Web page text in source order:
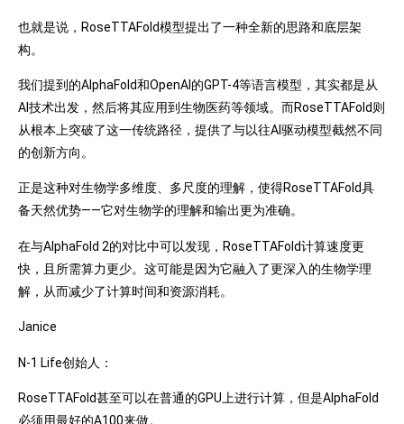
也就是说，RoseTTAFold模型提出了一种全新的思路和底层架
构。
我们提到的AlphaFold和OpenAI的GPT-4等语言模型，其实都是从
AI技术出发，然后将其应用到生物医药等领域。而RoseTTAFold则
从根本上突破了这一传统路径，提供了与以往AI驱动模型截然不同
的创新方向。
正是这种对生物学多维度、多尺度的理解，使得RoseTTAFold具
备天然优势——它对生物学的理解和输出更为准确。
在与AlphaFold 2的对比中可以发现，RoseTTAFold计算速度更
快，且所需算力更少。这可能是因为它融入了更深入的生物学理
解，从而减少了计算时间和资源消耗。
Janice
N-1 Life创始人：
RoseTTAFold甚至可以在普通的GPU上进行计算，但是AlphaFold
必须用最好的A100来做。